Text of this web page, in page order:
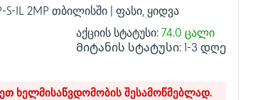
S-IL 2MP თბილისში | ფასი, ყიდვა
აქციის სტატუსი: 74.0 ცალი
Მიტანის სტატუსი: 1-3 დღე
ხელმისაწვდომობის შესამოწმებლად.